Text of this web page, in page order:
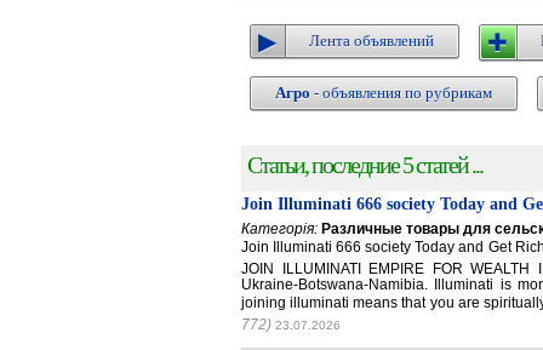
Лента объявлений
Агро - объявления по рубрикам
Статьи, последние 5 статей ...
Join Illuminati 666 society Today and
Категорія: Различные товары для
Join Illuminati 666 society Today and Get
JOIN ILLUMINATI EMPIRE FOR WEALTH
Ukraine-Botswana-Namibia. Illuminati is
joining illuminati means that you are
772) 23.07.2026